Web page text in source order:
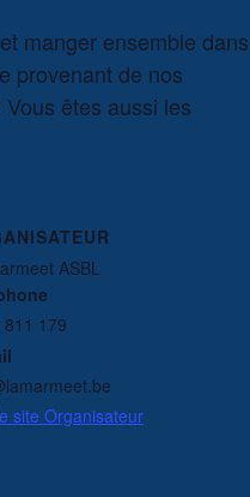
manger ensemble dans
provenant de nos
êtes aussi les
ASBL
179
site Organisateur